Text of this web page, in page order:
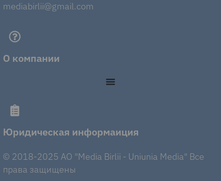
mediabirlii@gmail.com
О компании
Юридическая информаиция
© 2018-2025 AO "Media Birlii - Uniunia Media" Все
права защищены